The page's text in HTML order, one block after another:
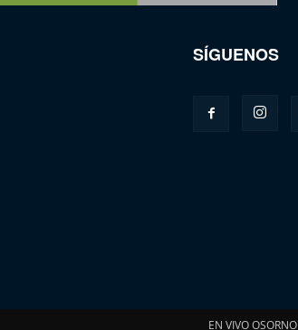
SÍGUENOS
EN VIVO OSORNO